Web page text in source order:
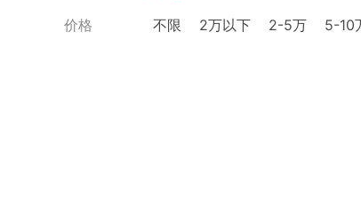
价格
不限 2万以下 2-5万 5-10